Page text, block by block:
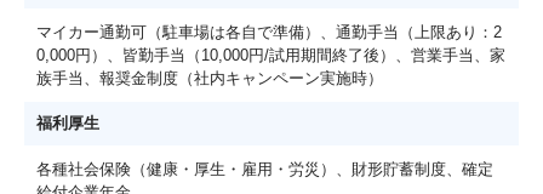
マイカー通勤可（駐車場は各自で準備）、通勤手当（上限あり：2
0,000円）、皆勤手当（10,000円/試用期間終了後）、営業手当、家
族手当、報奨金制度（社内キャンペーン実施時）
福利厚生
各種社会保険（健康・厚生・雇用・労災）、財形貯蓄制度、確定